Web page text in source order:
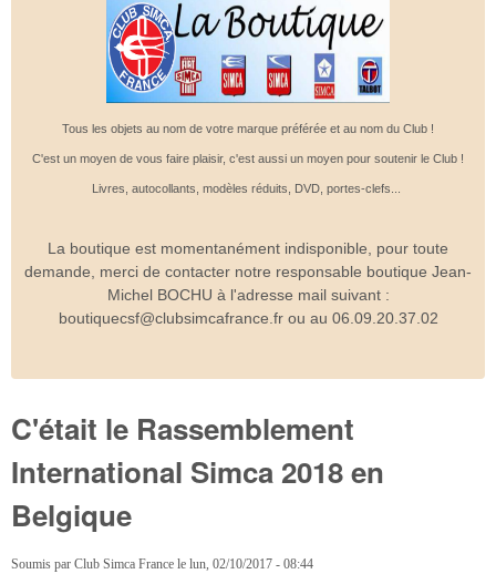
Tous les objets au nom de votre marque préférée et au nom du Club !
C'est un moyen de vous faire plaisir, c'est aussi un moyen pour soutenir le Club !
Livres, autocollants, modèles réduits, DVD, portes-clefs...
La boutique est momentanément indisponible, pour toute
demande, merci de contacter notre responsable boutique Jean-
Michel BOCHU à l'adresse mail suivant :
boutiquecsf@clubsimcafrance.fr ou au 06.09.20.37.02
C'était le Rassemblement
International Simca 2018 en
Belgique
Soumis par Club Simca France le lun, 02/10/2017 - 08:44